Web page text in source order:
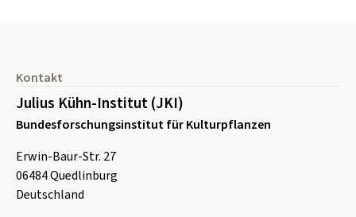
Kontakt
Julius Kühn-Institut (JKI)
Bundesforschungsinstitut für Kulturpflanzen
Erwin-Baur-Str. 27
06484Quedlinburg
Deutschland